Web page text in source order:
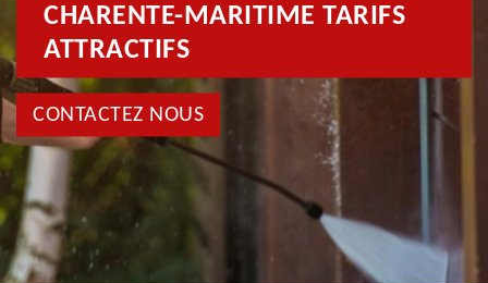
CHARENTE-MARITIME TARIFS
ATTRACTIFS
CONTACTEZ NOUS